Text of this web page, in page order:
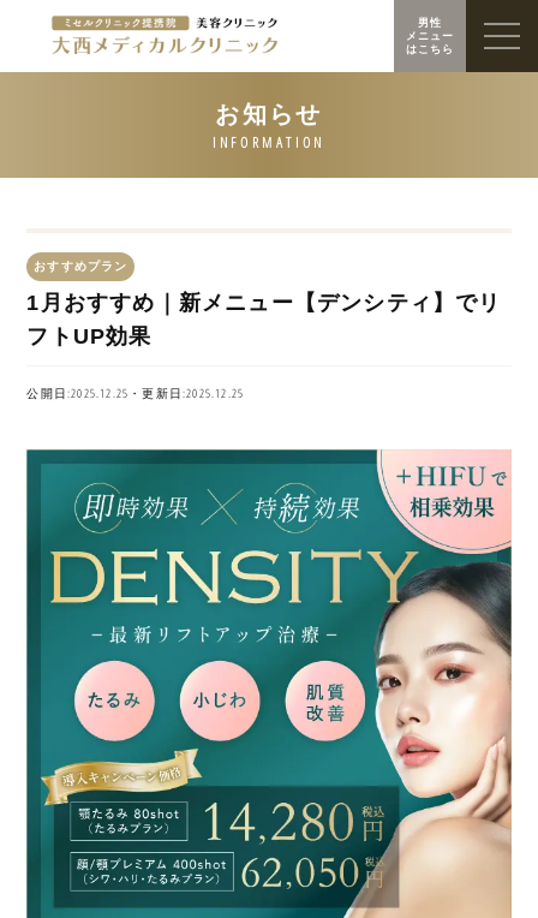
男性
メニュー
はこちら
おすすめプラン
1月おすすめ｜新メニュー【デンシティ】でリ
フトUP効果
公開日:2025.12.25・更新日:2025.12.25